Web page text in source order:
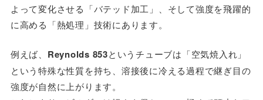
よって変化させる「バテッド加工」、そして強度を飛躍的
に高める「熱処理」技術にあります。
例えば、 Reynolds 853というチューブは「空気焼入れ」
という特殊な性質を持ち、溶接後に冷える過程で継ぎ目の
強度が自然に上がります。